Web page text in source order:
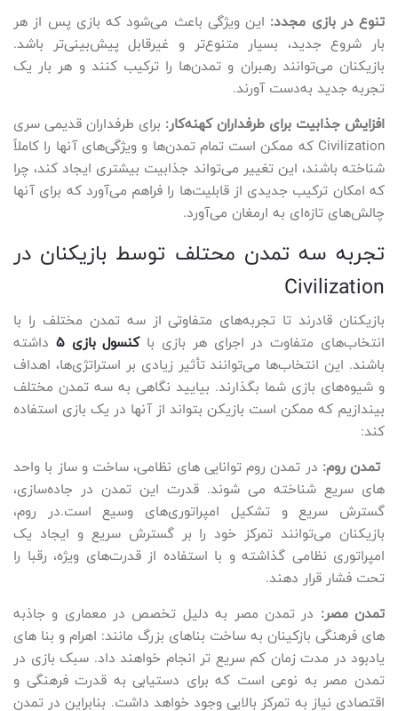
تنوع در بازی مجدد: این ویژگی باعث می‌شود که بازی پس از هر
بار شروع جدید، بسیار متنوع‌تر و غیرقابل پیش‌بینی‌تر باشد.
بازیکنان می‌توانند رهبران و تمدن‌ها را ترکیب کنند و هر بار یک
تجربه جدید به‌دست آورند.
افزایش جذابیت برای طرفداران کهنه‌کار: برای طرفداران قدیمی سری
Civilization که ممکن است تمام تمدن‌ها و ویژگی‌های آنها را کاملاً
شناخته باشند، این تغییر می‌تواند جذابیت بیشتری ایجاد کند، چرا
که امکان ترکیب جدیدی از قابلیت‌ها را فراهم می‌آورد که برای آنها
چالش‌های تازه‌ای به ارمغان می‌آورد.
تجربه سه تمدن محتلف توسط بازیکنان در
Civilization
بازیکنان قادرند تا تجربه‌های متفاوتی از سه تمدن مختلف را با
انتخاب‌های متفاوت در اجرای هر بازی باکنسول بازی 5
داشته
باشند. این انتخاب‌ها می‌توانند تأثیر زیادی بر استراتژی‌ها، اهداف
و شیوه‌های بازی شما بگذارند. بیایید نگاهی به سه تمدن مختلف
بیندازیم که ممکن است بازیکن بتواند از آنها در یک بازی استفاده
کند:
تمدن روم: در تمدن روم توانایی های نظامی، ساخت و ساز با واحد
های سریع شناخته می شوند. قدرت این تمدن در جاده‌سازی،
گسترش سریع و تشکیل امپراتوری‌های وسیع است.در روم،
بازیکنان می‌توانند تمرکز خود را بر گسترش سریع و ایجاد یک
امپراتوری نظامی گذاشته و با استفاده از قدرت‌های ویژه، رقبا را
تحت فشار قرار دهند.
تمدن مصر: در تمدن مصر به دلیل تخصص در معماری و جاذبه
های فرهنگی بازکینان به ساخت بناهای بزرگ مانند: اهرام و بنا های
یادبود در مدت زمان کم سریع تر انجام خواهند داد. سبک بازی در
تمدن مصر به نوعی است که برای دستیابی به قدرت فرهنگی و
اقتصادی نیاز به تمرکز بالایی وجود خواهد داشت. بنابراین در تمدن